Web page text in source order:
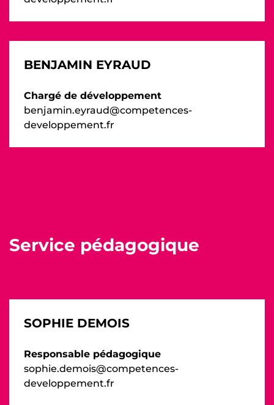
BENJAMIN EYRAUD
Chargé de développement
benjamin.eyraud@competences-
developpement.fr
Service pédagogique
SOPHIE DEMOIS
Responsable pédagogique
sophie.demois@competences-
developpement.fr